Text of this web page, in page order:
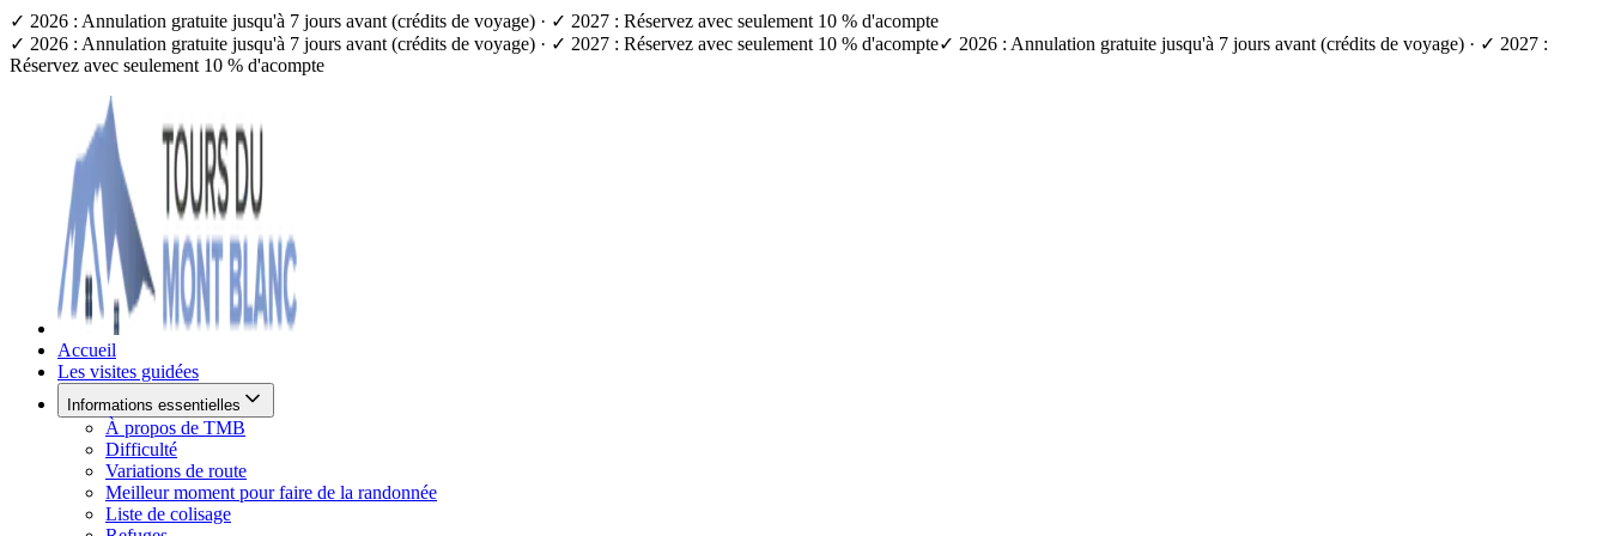
✓ 2026 : Annulation gratuite jusqu'à 7 jours avant (crédits de voyage) · ✓ 2027 : Réservez avec seulement 10 % d'acompte
✓ 2026 : Annulation gratuite jusqu'à 7 jours avant (crédits de voyage) · ✓ 2027 : Réservez avec seulement 10 % d'acompte✓ 2026 : Annulation gratuite jusqu'à 7 jours avant (crédits de voyage) · ✓ 2027 :
Réservez avec seulement 10 % d'acompte
Accueil
Les visites guidées
Informations essentielles
À propos de TMB
Difficulté
Variations de route
Meilleur moment pour faire de la randonnée
Liste de colisage